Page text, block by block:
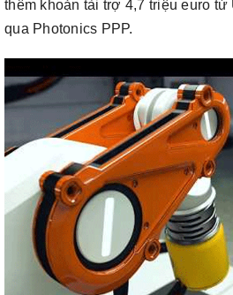
thêm khoản tài trợ 4,7 triệu euro từ
qua Photonics PPP.